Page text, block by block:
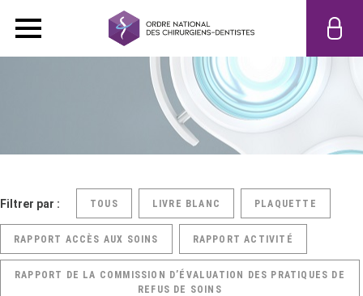
Filtrer par : TOUS LIVRE BLANC PLAQUETTE
RAPPORT ACCÈS AUX SOINS RAPPORT ACTIVITÉ
RAPPORT DE LA COMMISSION D’ÉVALUATION DES PRATIQUES DE
REFUS DE SOINS